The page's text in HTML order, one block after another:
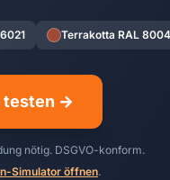
Terrakotta RAL 8004
testen →
nötig. DSGVO-konform.
Simulator öffnen.